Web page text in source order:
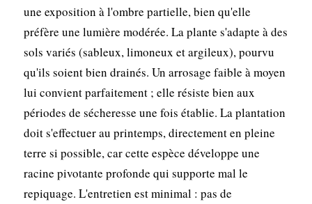
une exposition à l'ombre partielle, bien qu'elle
préfère une lumière modérée. La plante s'adapte à des
sols variés (sableux, limoneux et argileux), pourvu
qu'ils soient bien drainés. Un arrosage faible à moyen
lui convient parfaitement ; elle résiste bien aux
périodes de sécheresse une fois établie. La plantation
doit s'effectuer au printemps, directement en pleine
terre si possible, car cette espèce développe une
racine pivotante profonde qui supporte mal le
repiquage. L'entretien est minimal : pas de